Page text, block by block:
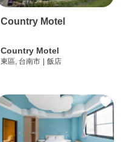
Country Motel
Country Motel
東區, 台南市 | 飯店